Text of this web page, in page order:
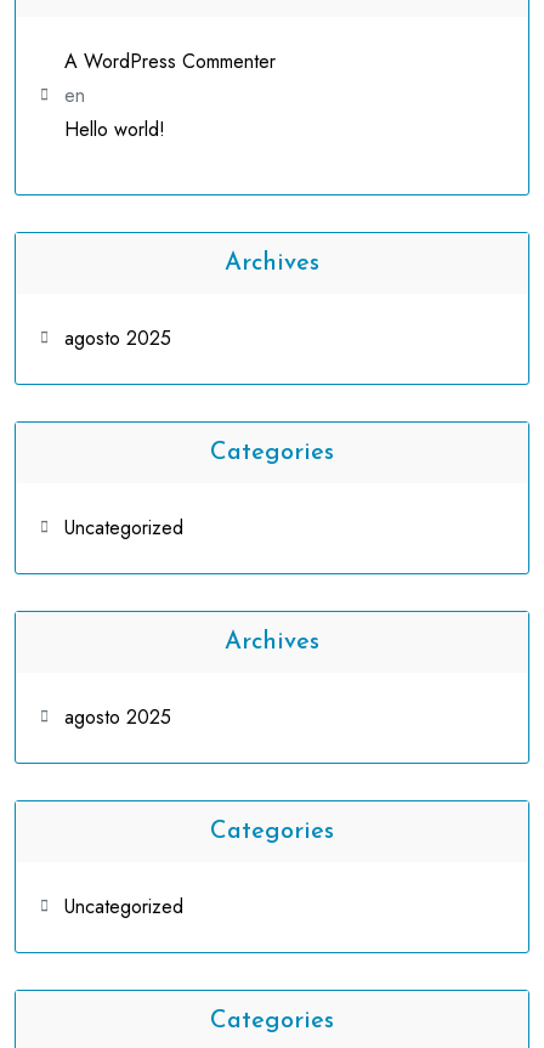
A WordPress Commenter
en
Hello world!
Archives
agosto 2025
Categories
Uncategorized
Archives
agosto 2025
Categories
Uncategorized
Categories